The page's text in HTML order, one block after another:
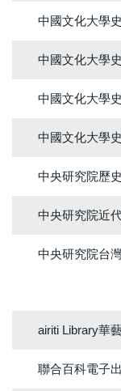
中國文化大學
中國文化大學
中國文化大學
中國文化大學
中央研究院歷
中央研究院近
中央研究院台
airiti Library華
聯合百科電子